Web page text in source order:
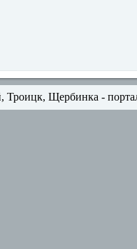
Троицк, Щербинка -